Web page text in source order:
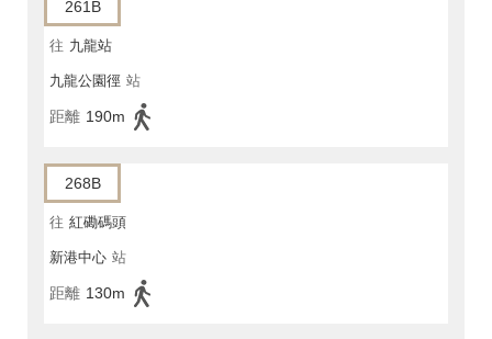
261B
往 九龍站
九龍公園徑 站
距離 190m
268B
往 紅磡碼頭
新港中心 站
距離 130m